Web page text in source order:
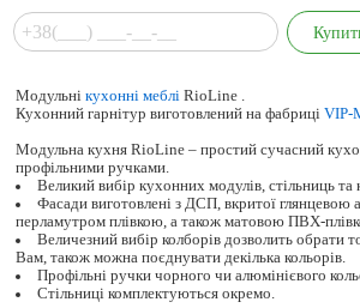
Модульнікухонні меблі RioLine .
Кухонний гарнітур виготовлений на фабриціVIP-
Модульна кухня RioLine – простий сучасний
профільними ручками.
Великий вибір кухонних модулів, стільниць
Фасади виготовлені з ДСП, вкритої глянцевою
перламутром плівкою, а також матовою ПВХ-
Величезний вибір колборів дозволить обрати
Вам, також можна поєднувати декілька кольорів.
Профільні ручки чорного чи алюмінієвого
Стільниці комплектуються окремо.